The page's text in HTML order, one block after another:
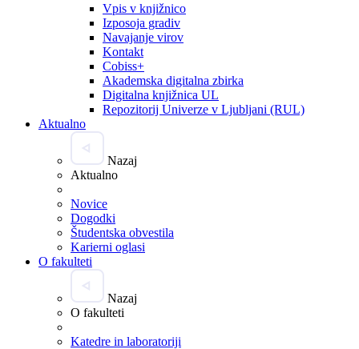
Vpis v knjižnico
Izposoja gradiv
Navajanje virov
Kontakt
Cobiss+
Akademska digitalna zbirka
Digitalna knjižnica UL
Repozitorij Univerze v Ljubljani (RUL)
Aktualno
Nazaj
Aktualno
Novice
Dogodki
Študentska obvestila
Karierni oglasi
O fakulteti
Nazaj
O fakulteti
Katedre in laboratoriji